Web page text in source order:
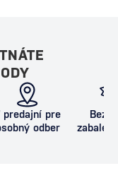
predajní pre
odber